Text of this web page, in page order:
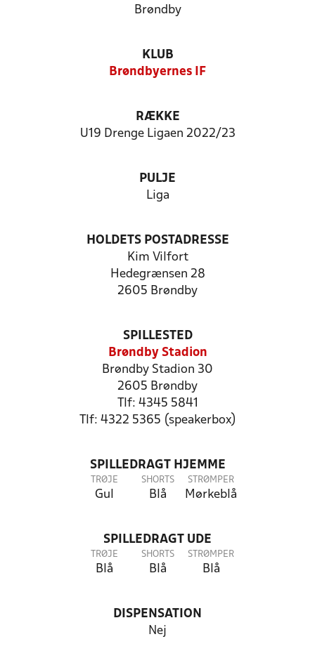
Brøndby
KLUB
Brøndbyernes IF
RÆKKE
U19 Drenge Ligaen 2022/23
PULJE
Liga
HOLDETS POSTADRESSE
Kim Vilfort
Hedegrænsen 28
2605 Brøndby
SPILLESTED
Brøndby Stadion
Brøndby Stadion 30
2605 Brøndby
Tlf: 4345 5841
Tlf: 4322 5365 (speakerbox)
SPILLEDRAGT HJEMME
TRØJE
Gul
SHORTS
Blå
STRØMPER
Mørkeblå
SPILLEDRAGT UDE
TRØJE
Blå
SHORTS
Blå
STRØMPER
Blå
DISPENSATION
Nej